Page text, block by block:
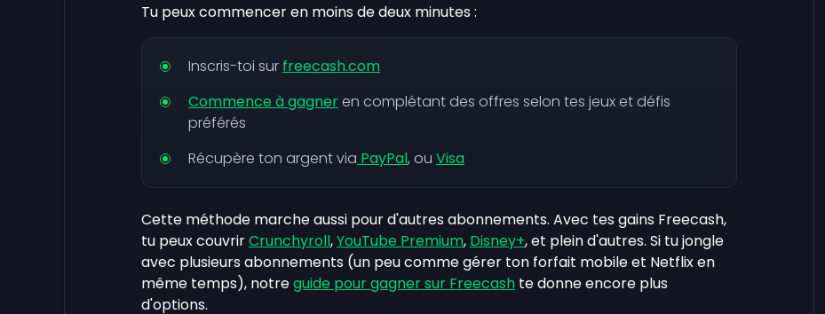
Tu peux commencer en moins de deux minutes :
Inscris-toi sur freecash.com
Commence à gagner en complétant des offres selon tes jeux et défis
préférés
Récupère ton argent via PayPal, ou Visa
Cette méthode marche aussi pour d'autres abonnements. Avec tes gains Freecash,
tu peux couvrirCrunchyroll,YouTube Premium, Disney+, et plein d'autres. Si tu jongle
avec plusieurs abonnements (un peu comme gérer ton forfait mobile et Netflix en
même temps), notreguide pour gagner sur Freecash te donne encore plus
d'options.